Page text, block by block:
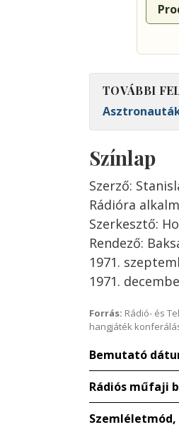
TOVÁBBI
Színlap
Szerző:
Rádióra
Szerkesztő:
Rendező:
1971.
1971.
Forrás: Rádió- és
hangjáték
Bemutató
Rádiós műfaji